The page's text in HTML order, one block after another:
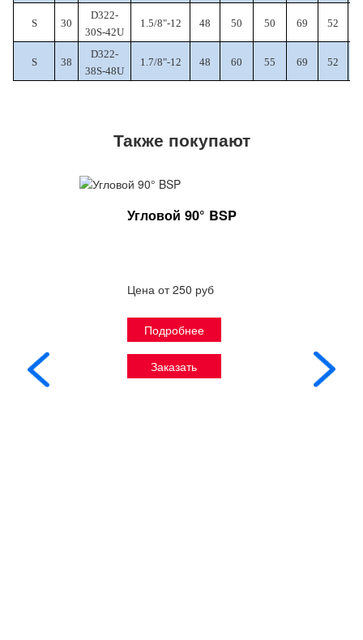
S 30
D322-
30S-42U
1.5/8"-12 48 50 50 69 52
S 38
D322-
38S-48U
1.7/8"-12 48 60 55 69 52
Также покупают
Угловой 90° BSP
Цена от 250 руб
Подробнее
Заказать